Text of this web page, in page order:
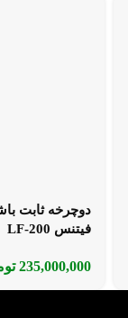
دوچرخه ثابت
فیتنس LF-200
235,000,000